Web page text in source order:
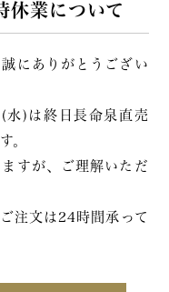
休業について
にありがとうござい
)は終日長命泉直売
。
すが、ご理解いただ
注文は24時間承って